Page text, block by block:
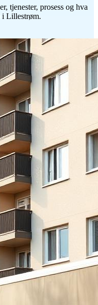
tjenester, prosess og hva
i Lillestrøm.